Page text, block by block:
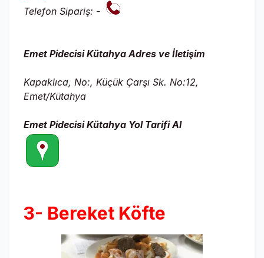
Telefon Sipariş: -
Emet Pidecisi KütahyaAdres ve İletişim
Kapaklıca, No:, Küçük Çarşı Sk. No:12,
Emet/Kütahya
Emet Pidecisi Kütahya Yol Tarifi Al
3- Bereket Köfte